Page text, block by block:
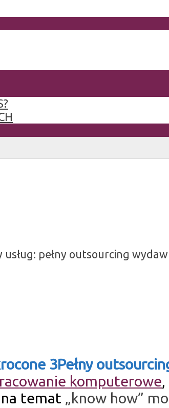
pełny outsourcing
Pełny
komputerowe,
temat „know how”